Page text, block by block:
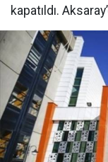
kapatıldı.